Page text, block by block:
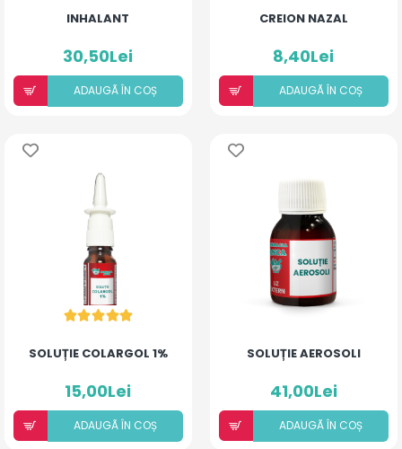
INHALANT
30,50Lei
ADAUGÃ ÎN COȘ
CREION NAZAL
8,40Lei
ADAUGÃ ÎN COȘ
SOLUȚIE COLARGOL 1%
15,00Lei
ADAUGÃ ÎN COȘ
SOLUȚIE AEROSOLI
41,00Lei
ADAUGÃ ÎN COȘ